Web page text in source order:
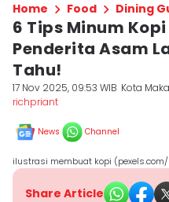
Home Food Dining
6 Tips Minum
Penderita Asam
Tahu!
17 Nov 2025, 09:53 WIB Kota
richpriant
News Channel
ilustrasi membuat kopi (pexels.com/
Share Article